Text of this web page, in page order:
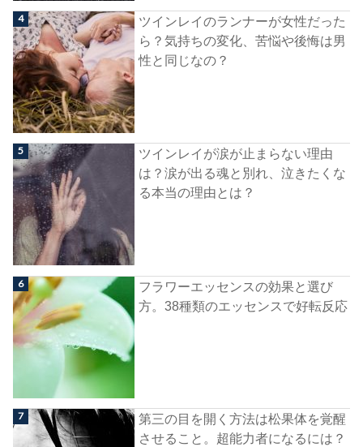
ツインレイのランナーが女性だった
ら？気持ちの変化、苦悩や後悔は男
性と同じなの？
ツインレイが涙が止まらない理由
は？涙が出る魂と別れ、泣きたくな
る本当の理由とは？
フラワーエッセンスの効果と選び
方。38種類のエッセンスで好転反応
第三の目を開く方法は松果体を覚醒
させること。超能力者になるには？